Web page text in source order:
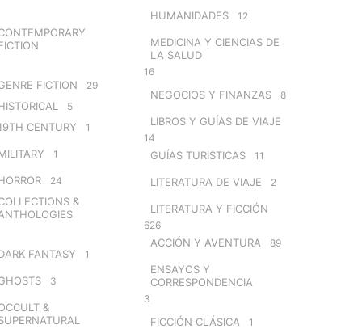
FICTION 29
5
CENTURY 1
1
24
&
FANTASY 1
3
&
HUMANIDADES 12
MEDICINA Y CIENCIAS DE
LA SALUD
16
NEGOCIOS Y FINANZAS 8
LIBROS Y GUÍAS DE VIAJE
14
GUÍAS TURISTICAS 11
LITERATURA DE VIAJE 2
LITERATURA Y FICCIÓN
626
ACCIÓN Y AVENTURA 89
ENSAYOS Y
CORRESPONDENCIA
3
FICCIÓN CLÁSICA 1